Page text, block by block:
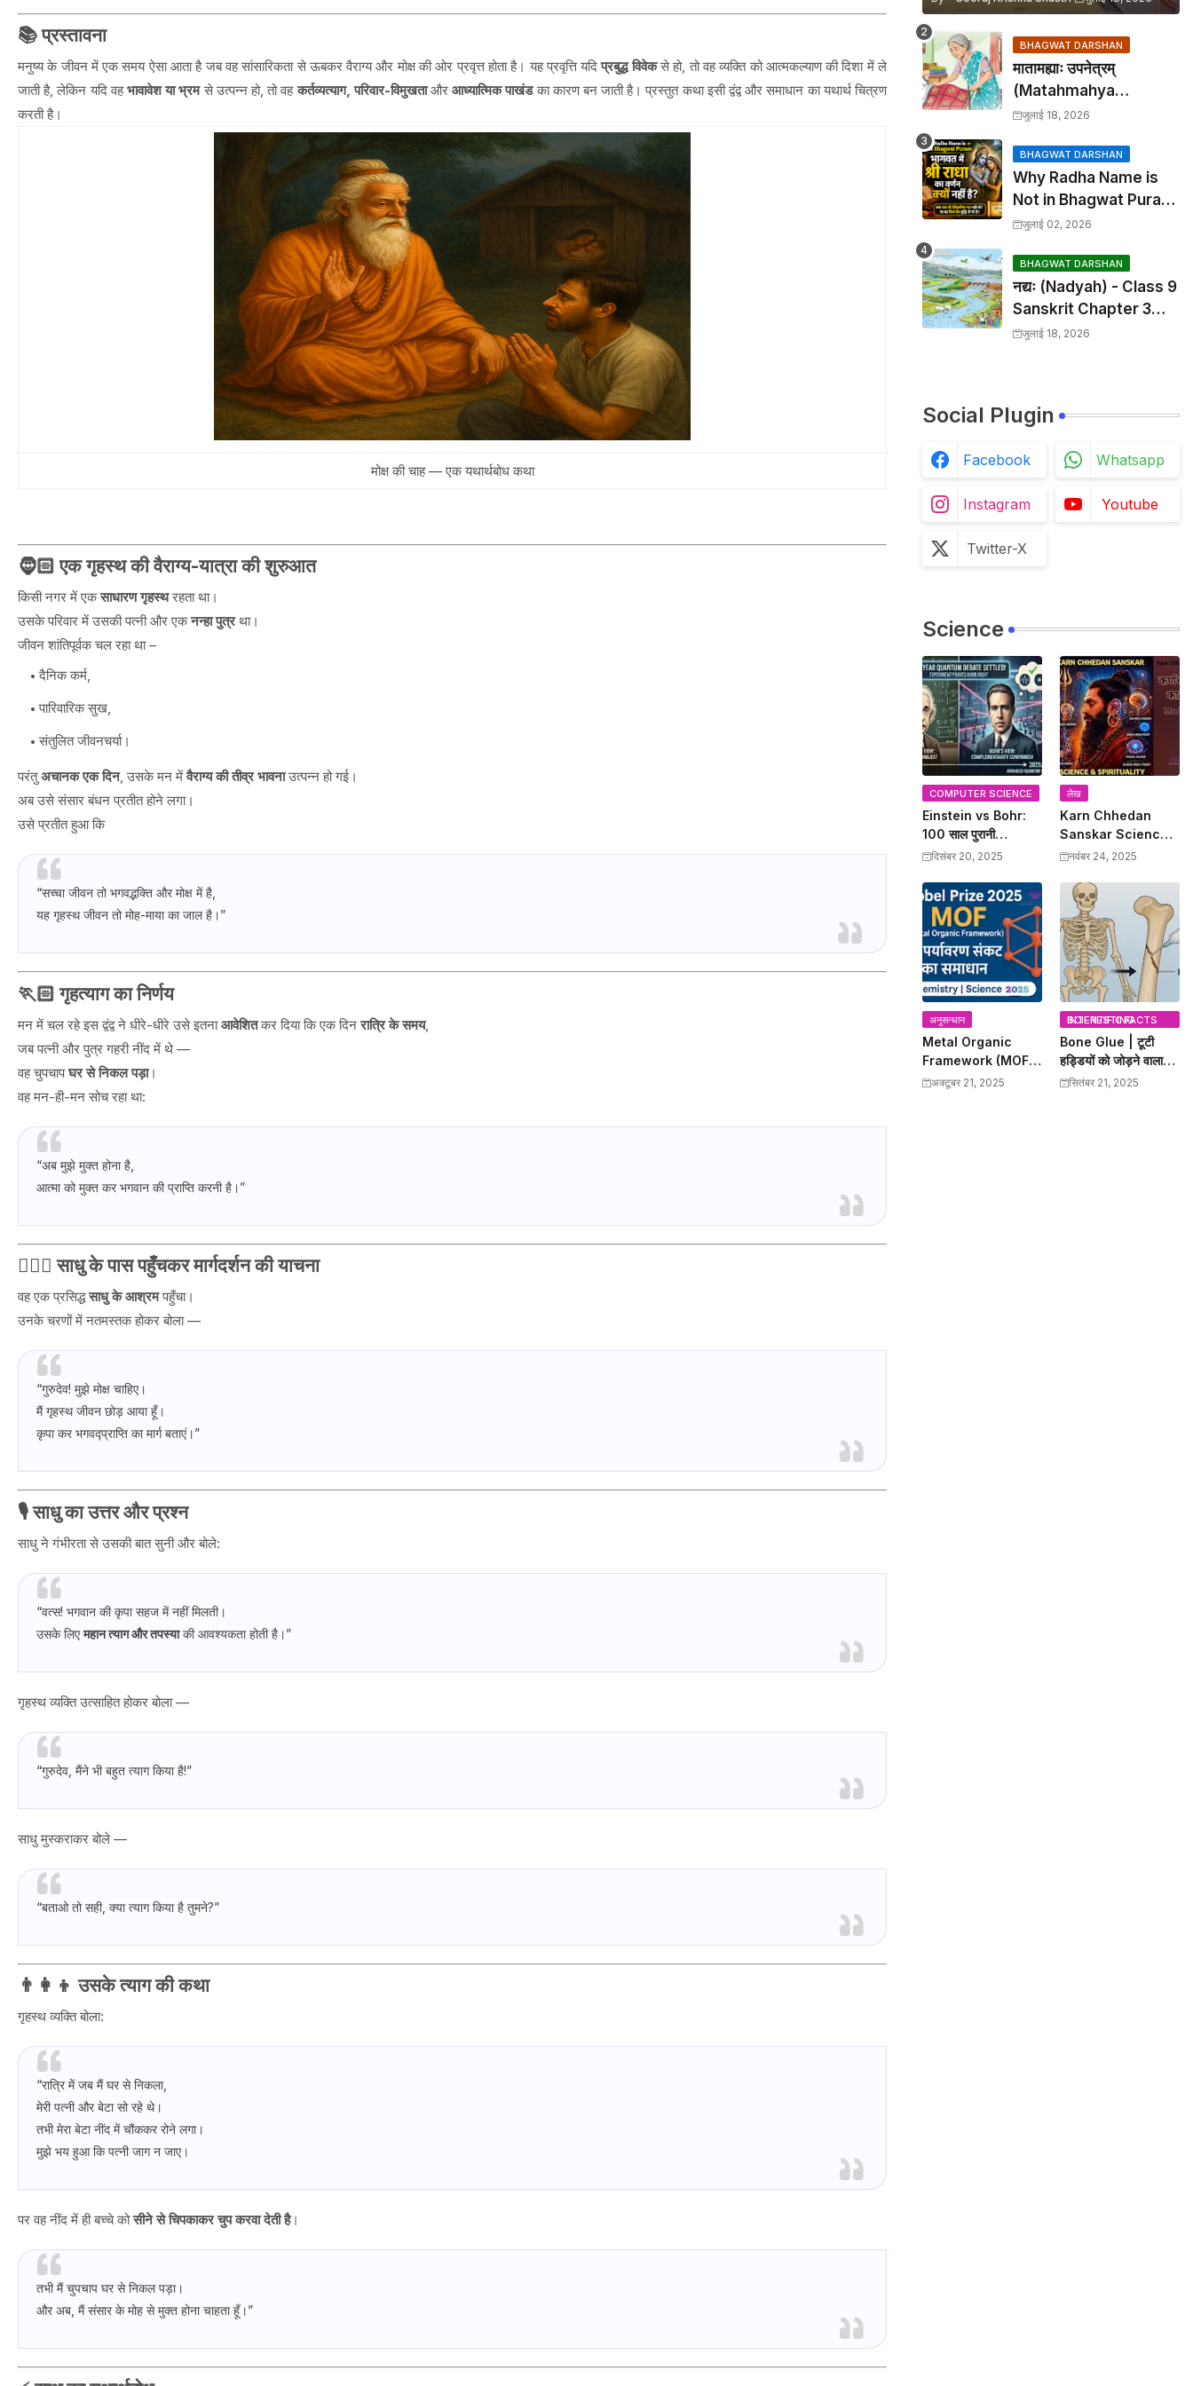
📚 प्रस्तावना
मनुष्य के जीवन में एक समय ऐसा आता है जब वह सांसारिकता से ऊबकर वैराग्य और मोक्ष की ओर प्रवृत्त होता है। यह प्रवृत्ति यदिप्रबुद्ध विवेकसे हो, तो वह व्यक्ति को आत्मकल्याण की दिशा में ले
जाती है, लेकिन यदि वहभावावेश या भ्रमसे उत्पन्न हो, तो वहकर्तव्यत्याग, परिवार-विमुखताऔरआध्यात्मिक पाखंडका कारण बन जाती है। प्रस्तुत कथा इसी द्वंद्व और समाधान का यथार्थ चित्रण
करती है।
मोक्ष की चाह — एक यथार्थबोध कथा
🧔🏻 एक गृहस्थ की वैराग्य-यात्रा की शुरुआत
किसी नगर में एकसाधारण गृहस्थरहता था।
उसके परिवार में उसकी पत्नी और एकनन्हा पुत्रथा।
जीवन शांतिपूर्वक चल रहा था –
दैनिक कर्म,
पारिवारिक सुख,
संतुलित जीवनचर्या।
परंतुअचानक एक दिन, उसके मन मेंवैराग्य की तीव्र भावनाउत्पन्न हो गई।
अब उसे संसार बंधन प्रतीत होने लगा।
उसे प्रतीत हुआ कि
“सच्चा जीवन तो भगवद्भक्ति और मोक्ष में है,
यह गृहस्थ जीवन तो मोह-माया का जाल है।”
🏃🏻 गृहत्याग का निर्णय
मन में चल रहे इस द्वंद्व ने धीरे-धीरे उसे इतनाआवेशितकर दिया कि एक दिनरात्रि के समय,
जब पत्नी और पुत्र गहरी नींद में थे —
वह चुपचापघर से निकल पड़ा।
वह मन-ही-मन सोच रहा था:
“अब मुझे मुक्त होना है,
आत्मा को मुक्त कर भगवान की प्राप्ति करनी है।”
🧙🏻‍♂️ साधु के पास पहुँचकर मार्गदर्शन की याचना
वह एक प्रसिद्धसाधु के आश्रमपहुँचा।
उनके चरणों में नतमस्तक होकर बोला —
“गुरुदेव! मुझे मोक्ष चाहिए।
मैं गृहस्थ जीवन छोड़ आया हूँ।
कृपा कर भगवद्प्राप्ति का मार्ग बताएं।”
🎙️ साधु का उत्तर और प्रश्न
साधु ने गंभीरता से उसकी बात सुनी और बोले:
“वत्स! भगवान की कृपा सहज में नहीं मिलती।
उसके लिएमहान त्याग और तपस्याकी आवश्यकता होती है।”
गृहस्थ व्यक्ति उत्साहित होकर बोला —
“गुरुदेव, मैंने भी बहुत त्याग किया है!”
साधु मुस्कराकर बोले —
“बताओ तो सही, क्या त्याग किया है तुमने?”
👨‍👩‍👦 उसके त्याग की कथा
गृहस्थ व्यक्ति बोला:
“रात्रि में जब मैं घर से निकला,
मेरी पत्नी और बेटा सो रहे थे।
तभी मेरा बेटा नींद में चौंककर रोने लगा।
मुझे भय हुआ कि पत्नी जाग न जाए।
पर वह नींद में ही बच्चे कोसीने से चिपकाकर चुप करवा देती है।
तभी मैं चुपचाप घर से निकल पड़ा।
और अब, मैं संसार के मोह से मुक्त होना चाहता हूँ।”
BHAGWAT DARSHAN
मातामह्याः उपनेत्रम्
(Matahmahya
Upanetram) - Class 9
Translation &
Solutions
जुलाई 18, 2026
BHAGWAT DARSHAN
Why Radha Name is
Not in Bhagwat Puran:
भागवत में श्री राधा का वर्णन क्यों
जुलाई 02, 2026
BHAGWAT DARSHAN
नद्यः (Nadyah) - Class 9
Sanskrit Chapter 3
Translation &
जुलाई 18, 2026
Social Plugin
Facebook Whatsapp
Instagram Youtube
Twitter-X
Science
COMPUTER SCIENCE
Einstein vs Bohr:
100 साल पुरानी
Quantum Debate
Bohr को सही साबित किया
दिसंबर 20, 2025
लेख
Karn Chhedan
Sanskar Science:
कर्णच्छेदन संस्कार का
Modern Scientific
Benefits
नवंबर 24, 2025
अनुसन्धान
Metal Organic
Framework (MOF)
– 2025 Nobel Prize
अक्टूबर 21, 2025
INTERESTING SCIENTIFIC FACTS
Bone Glue | टूटी
हड्डियों को जोड़ने वाला
बोन ग्लू | Science
सितंबर 21, 2025